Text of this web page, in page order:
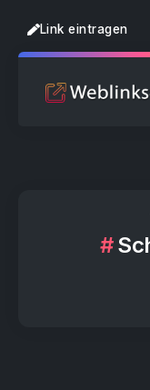
Link eintragen